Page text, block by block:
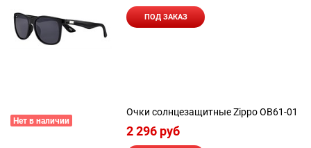
ПОД ЗАКАЗ
Нет в наличии
Очки солнцезащитные Zippo OB61-01
2 296 руб